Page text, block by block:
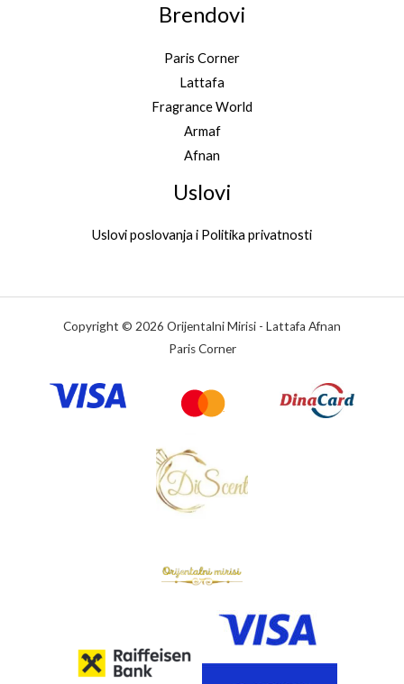
Brendovi
Paris Corner
Lattafa
Fragrance World
Armaf
Afnan
Uslovi
Uslovi poslovanja i Politika privatnosti
Copyright © 2026 Orijentalni Mirisi - Lattafa Afnan
Paris Corner